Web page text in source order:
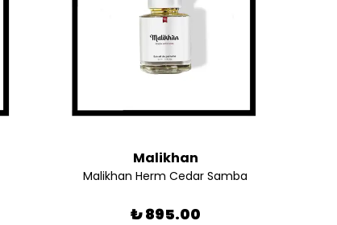
Malikhan
Malikhan Herm Cedar Samba
₺ 895.00